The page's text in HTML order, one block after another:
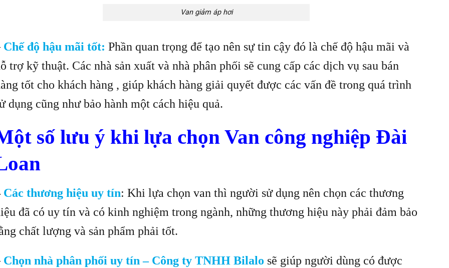
Van giảm áp hơi
Chế độ hậu mãi tốt: Phần quan trọng để tạo nên sự tin cậy đó là chế độ hậu mãi và
trợ kỹ thuật. Các nhà sản xuất và nhà phân phối sẽ cung cấp các dịch vụ sau bán
tốt cho khách hàng , giúp khách hàng giải quyết được các vấn đề trong quá trình
dụng cũng như bảo hành một cách hiệu quả.
số lưu ý khi lựa chọn Van công nghiệp Đài
Các thương hiệu uy tín: Khi lựa chọn van thì người sử dụng nên chọn các thương
đã có uy tín và có kinh nghiệm trong ngành, những thương hiệu này phải đảm bảo
chất lượng và sản phẩm phải tốt.
Chọn nhà phân phối uy tín – Công ty TNHH Bilalo sẽ giúp người dùng có được